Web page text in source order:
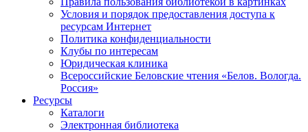
Условия и порядок предоставления доступа к
ресурсам Интернет
Политика конфиденциальности
Клубы по интересам
Юридическая клиника
Всероссийские Беловские чтения «Белов. Вологда.
Россия»
Ресурсы
Каталоги
Электронная библиотека